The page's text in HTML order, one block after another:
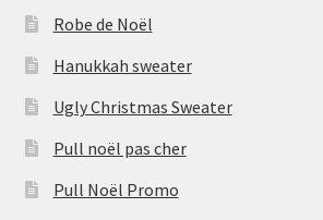
Robe de Noël
Hanukkah sweater
Ugly Christmas Sweater
Pull noël pas cher
Pull Noël Promo